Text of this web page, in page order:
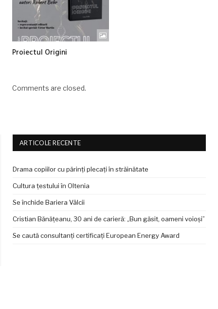
Proiectul Origini
Comments are closed.
ARTICOLE RECENTE
Drama copiilor cu părinți plecați în străinătate
Cultura țestului în Oltenia
Se închide Bariera Vâlcii
Cristian Bănățeanu, 30 ani de carieră: „Bun găsit, oameni voioși”
Se caută consultanți certificați European Energy Award